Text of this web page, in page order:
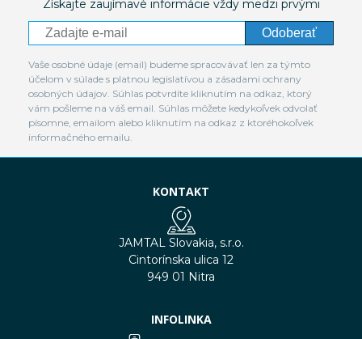
Získajte zaujímavé informácie vždy medzi prvými
Odoberať
Vaše osobné údaje (email) budeme spracovávať len za týmto
účelom v súlade s platnou legislatívou a zásadami ochrany
osobných údajov. Súhlas potvrdíte kliknutím na odkaz, ktorý
vám pošleme na váš email. Súhlas môžete kedykoľvek odvolať
písomne, emailom alebo kliknutím na odkaz z ktoréhokoľvek
informačného emailu.
KONTAKT
JAMTAL Slovakia, s.r.o.
Cintorínska ulica 12
949 01 Nitra
INFOLINKA